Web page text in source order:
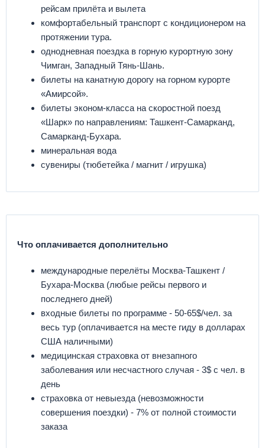
рейсам прилёта и вылета
комфортабельный транспорт с кондиционером на
протяжении тура.
однодневная поездка в горную курортную зону
Чимган, Западный Тянь-Шань.
билеты на канатную дорогу на горном курорте
«Амирсой».
билеты эконом-класса на скоростной поезд
«Шарк» по направлениям: Ташкент-Самарканд,
Самарканд-Бухара.
минеральная вода
сувениры (тюбетейка / магнит / игрушка)
Что оплачивается дополнительно
международные перелёты Москва-Ташкент /
Бухара-Москва (любые рейсы первого и
последнего дней)
входные билеты по программе - 50-65$/чел. за
весь тур (оплачивается на месте гиду в долларах
США наличными)
медицинская страховка от внезапного
заболевания или несчастного случая - 3$ с чел. в
день
страховка от невыезда (невозможности
совершения поездки) - 7% от полной стоимости
заказа